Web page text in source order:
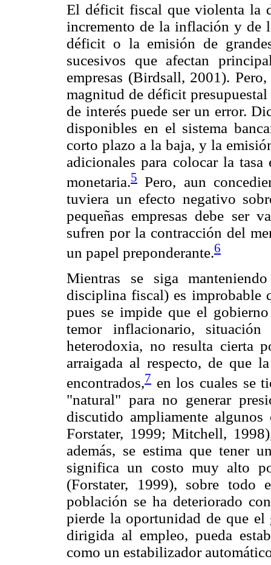
El déficit fiscal que violenta la
incremento de la inflación y de
déficit o la emisión de
sucesivos que afectan
empresas (Birdsall, 2001).
magnitud de déficit
de interés puede ser un error.
disponibles en el sistema
corto plazo a la baja, y la
adicionales para colocar la
monetaria.5 Pero, aun
tuviera un efecto negativo
pequeñas empresas debe ser
sufren por la contracción del
un papel preponderante.6
Mientras se siga
disciplina fiscal) es improbable
pues se impide que el
temor inflacionario,
heterodoxia, no resulta cierta
arraigada al respecto, de que
encontrados,7 en los cuales se
"natural" para no generar
discutido ampliamente
Forstater, 1999; Mitchell,
además, se estima que tener
significa un costo muy alto
(Forstater, 1999), sobre todo
población se ha deteriorado
pierde la oportunidad de que
dirigida al empleo, pueda
como un estabilizador